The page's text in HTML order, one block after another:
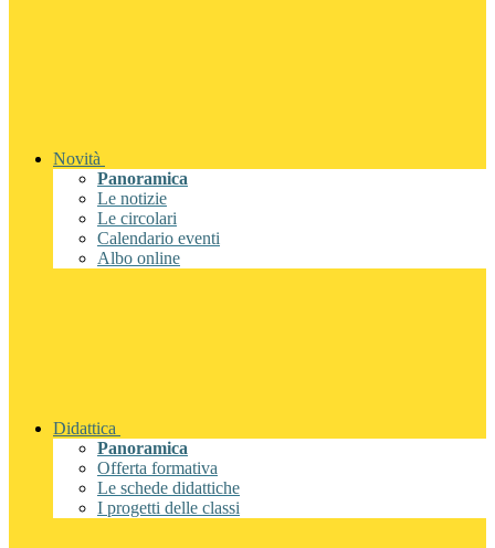
Novità
Panoramica
Le notizie
Le circolari
Calendario eventi
Albo online
Didattica
Panoramica
Offerta formativa
Le schede didattiche
I progetti delle classi